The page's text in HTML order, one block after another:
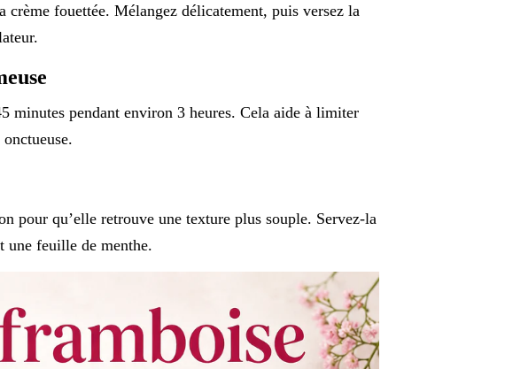
fouettée. Mélangez délicatement, puis versez la
minutes pendant environ 3 heures. Cela aide à limiter
pour qu’elle retrouve une texture plus souple. Servez-la
une feuille de menthe.